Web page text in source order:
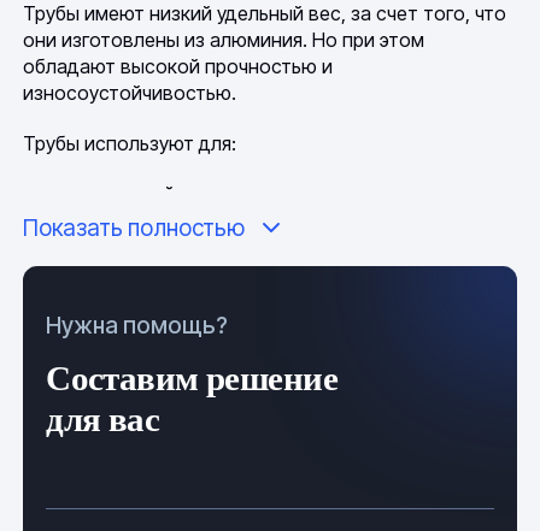
Трубы имеют низкий удельный вес, за счет того, что
они изготовлены из алюминия. Но при этом
обладают высокой прочностью и
износоустойчивостью.
Трубы используют для:
коммуникаций;
возведения различных каркасов и фасадов;
изготовления комплектующих для воздуховодов;
Показать полностью
Нужна помощь?
Составим решение
для вас